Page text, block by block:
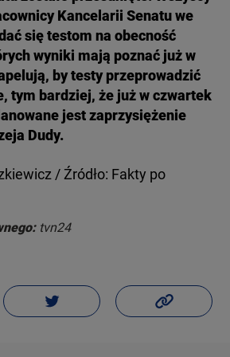
Kancelarii Senatu we
się testom na obecność
wyniki mają poznać już w
by testy przeprowadzić
tym bardziej, że już w czwartek
jest zaprzysiężenie
Dudy.
/ Źródło: Fakty po
tvn24